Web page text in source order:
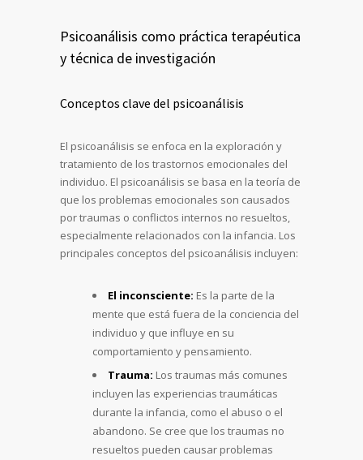
Psicoanálisis como práctica terapéutica
y técnica de investigación
Conceptos clave del psicoanálisis
El psicoanálisis se enfoca en la exploración y
tratamiento de los trastornos emocionales del
individuo. El psicoanálisis se basa en la teoría de
que los problemas emocionales son causados
por traumas o conflictos internos no resueltos,
especialmente relacionados con la infancia. Los
principales conceptos del psicoanálisis incluyen:
El inconsciente: Es la parte de la
mente que está fuera de la conciencia del
individuo y que influye en su
comportamiento y pensamiento.
Trauma: Los traumas más comunes
incluyen las experiencias traumáticas
durante la infancia, como el abuso o el
abandono. Se cree que los traumas no
resueltos pueden causar problemas